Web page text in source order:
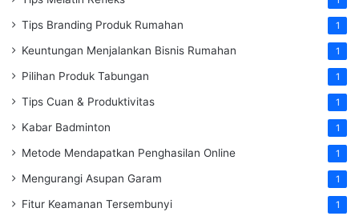
Tips Branding Produk Rumahan 1
Keuntungan Menjalankan Bisnis Rumahan 1
Pilihan Produk Tabungan 1
Tips Cuan & Produktivitas 1
Kabar Badminton 1
Metode Mendapatkan Penghasilan Online 1
Mengurangi Asupan Garam 1
Fitur Keamanan Tersembunyi 1